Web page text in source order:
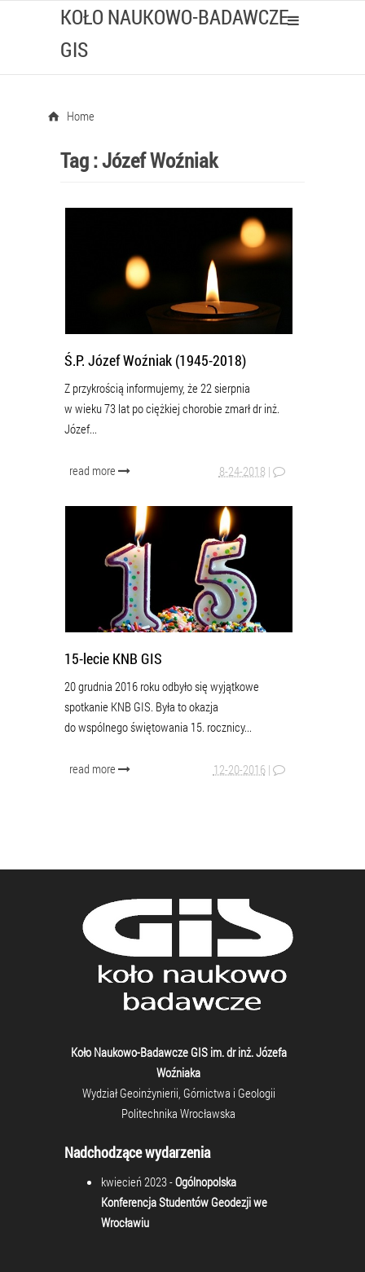
KOŁO NAUKOWO-BADAWCZE
GIS
Home
Tag :Józef Woźniak
Ś.P. Józef Woźniak (1945-2018)
Z przykrością informujemy, że 22 sierpnia
w wieku 73 lat po ciężkiej chorobie zmarł dr inż.
Józef...
read more 8-24-2018 |
15-lecie KNB GIS
20 grudnia 2016 roku odbyło się wyjątkowe
spotkanie KNB GIS. Była to okazja
do wspólnego świętowania 15. rocznicy...
read more 12-20-2016 |
Koło Naukowo-Badawcze GIS im. dr inż. Józefa
Woźniaka
Wydział Geoinżynierii, Górnictwa i Geologii
Politechnika Wrocławska
Nadchodzące wydarzenia
kwiecień 2023 -Ogólnopolska
Konferencja Studentów Geodezji we
Wrocławiu